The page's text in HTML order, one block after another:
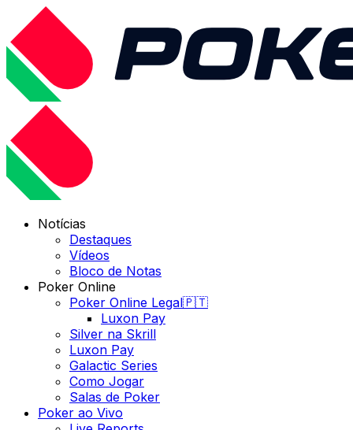
Notícias
Destaques
Vídeos
Bloco de Notas
Poker Online
Poker Online Legal🇵🇹
Luxon Pay
Silver na Skrill
Luxon Pay
Galactic Series
Como Jogar
Salas de Poker
Poker ao Vivo